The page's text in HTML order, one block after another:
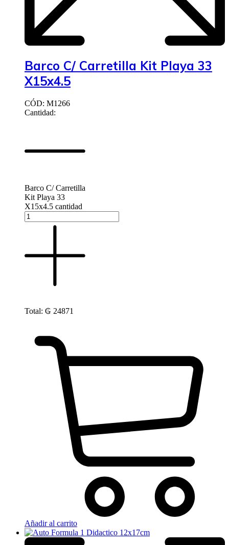
Barco C/ Carretilla Kit Playa 33
X15x4.5
CÓD: M1266
Cantidad:
Barco C/ Carretilla
Kit Playa 33
X15x4.5 cantidad
Total: ₲ 24871
Añadir al carrito